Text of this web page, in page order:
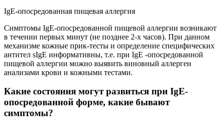
IgE-опосредованная пищевая аллергия
Симптомы IgE-опосредованной пищевой аллергии возникают
в течении первых минут (не позднее 2-х часов). При данном
механизме кожные прик-тесты и определение специфических
антител sIgE информативны, т.е. при IgE -опосредованной
пищевой аллергии можно выявить виновный аллерген
анализами крови и кожными тестами.
Какие состояния могут развиться при IgE-
опосредованной форме, какие бывают
симптомы?